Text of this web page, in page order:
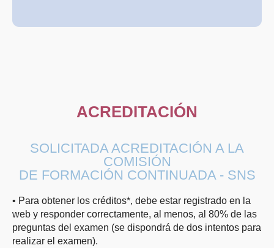
ACREDITACIÓN
SOLICITADA ACREDITACIÓN A LA
COMISIÓN
DE FORMACIÓN CONTINUADA - SNS
• Para obtener los créditos*, debe estar registrado en la
web y responder correctamente, al menos, al 80% de las
preguntas del examen (se dispondrá de dos intentos para
realizar el examen).